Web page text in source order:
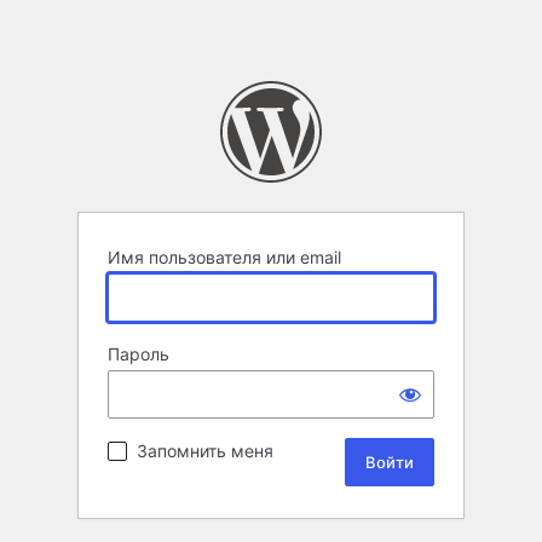
Имя пользователя или email
Пароль
Запомнить меня